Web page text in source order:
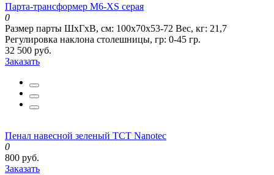
Парта-трансформер М6-XS серая
0
Размер парты ШхГхВ, см: 100х70х53-72 Вес, кг: 21,7
Регулировка наклона столешницы, гр: 0-45 гр.
32 500 руб.
Заказать
Пенал навесной зеленый TCT Nanotec
0
800 руб.
Заказать